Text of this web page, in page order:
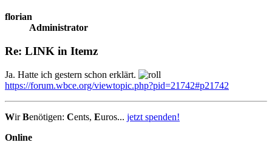
florian
Administrator
Re: LINK in Itemz
Ja. Hatte ich gestern schon erklärt.
https://forum.wbce.org/viewtopic.php?pid=21742#p21742
WirBenötigen: Cents, Euros... jetzt spenden!
Online